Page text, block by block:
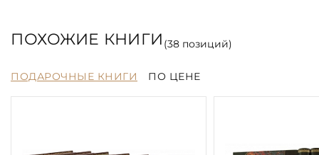
ПОХОЖИЕ КНИГИ (38позиций)
ПОДАРОЧНЫЕ КНИГИ ПО ЦЕНЕ